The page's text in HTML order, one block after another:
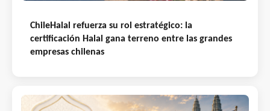
ChileHalal refuerza su rol estratégico: la
certificación Halal gana terreno entre las grandes
empresas chilenas